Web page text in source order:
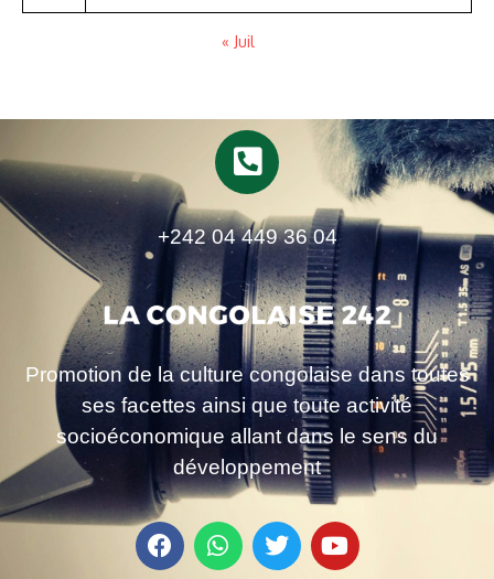
« Juil
+242 04 449 36 04
Promotion de la culture congolaise dans toutes
ses facettes ainsi que toute activité
socioéconomique allant dans le sens du
développement